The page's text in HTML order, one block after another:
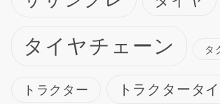
タイヤチェーン タ
トラクター トラクタータ